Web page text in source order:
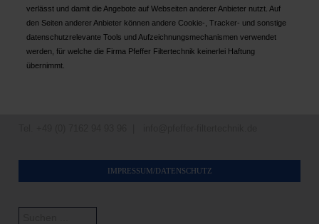
verlässt und damit die Angebote auf Webseiten anderer Anbieter nutzt. Auf
den Seiten anderer Anbieter können andere Cookie-, Tracker- und sonstige
datenschutzrelevante Tools und Aufzeichnungsmechanismen verwendet
werden, für welche die Firma Pfeffer Filtertechnik keinerlei Haftung
übernimmt.
IMPRESSUM/DATENSCHUTZ